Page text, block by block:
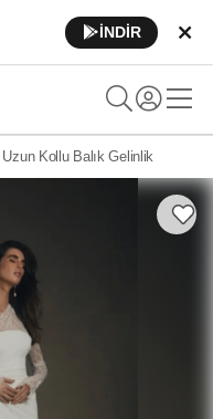
İNDİR
Uzun Kollu Balık Gelinlik